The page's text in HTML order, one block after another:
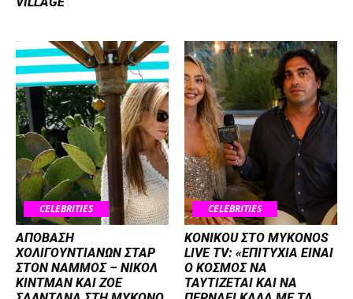
CELEBRITIES
ΑΠΟΒΑΣΗ
ΧΟΛΙΓΟΥΝΤΙΑΝΩΝ ΣΤΑΡ
ΣΤΟΝ NΑΜΜΟΣ – ΝΙΚΟΛ
ΚΙΝΤΜΑΝ ΚΑΙ ΖΟΕ
CELEBRITIES
KONIKOU ΣΤΟ MYKONOS
LIVE TV: «ΕΠΙΤΥΧΙΑ ΕΙΝΑΙ
Ο ΚΟΣΜΟΣ ΝΑ
ΤΑΥΤΙΖΕΤΑΙ KAI ΝΑ